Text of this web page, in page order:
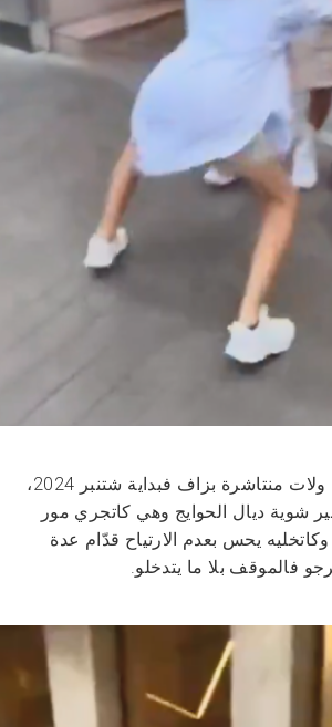
فهاد اللقطات، اللي ولات منتاشرة بزاف فبداية شتنبر 2024،
شوية ديال الحوايج وهي كاتجري مور
يحس بعدم الارتياح قدّام عدة
فالموقف بلا ما يتدخلو.